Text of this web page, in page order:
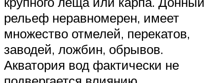
рельеф неравномерен, имеет
множество отмелей, перекатов,
заводей, ложбин, обрывов.
Акватория вод фактически не